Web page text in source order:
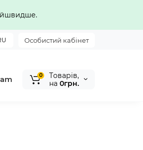
Особистий кабінет
0
Tоварів,
на 0грн.